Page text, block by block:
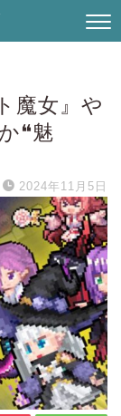
魔女』や
❝魅
2024年11月5日